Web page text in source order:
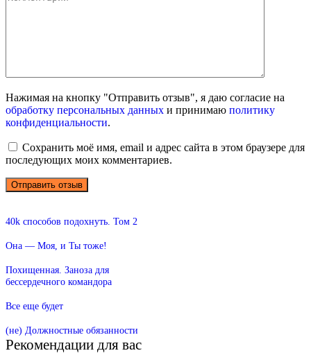
Нажимая на кнопку "Отправить отзыв", я даю согласие на
обработку персональных данных и принимаю политику
конфиденциальности.
Сохранить моё имя, email и адрес сайта в этом браузере для
последующих моих комментариев.
40k способов подохнуть. Том 2
Она — Моя, и Ты тоже!
Похищенная. Заноза для
бессердечного командора
Все еще будет
(не) Должностные обязанности
Рекомендации для вас